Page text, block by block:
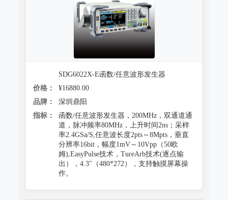
SDG6022X-E函数/任意波形发生器
价格：
¥16880.00
品牌：
深圳鼎阳
指标：
函数/任意波形发生器，200MHz，双通道通
道，脉冲频率80MHz，上升时间2ns；采样
率2.4GSa/S,任意波长度2pts～8Mpts，垂直
分辨率16bit，幅度1mV～10Vpp（50欧
姆),EasyPulse技术，TureArb技术(逐点输
出），4.3"（480*272），支持触摸屏幕操
作。